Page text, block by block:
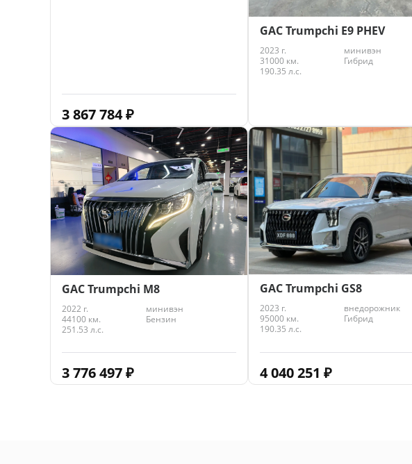
3 867 784₽
GAC Trumpchi E9 PHEV
2023 г.
минивэн
31000 км.
Гибрид
190.35 л.с.
4 960 961₽
GAC Trumpchi M8
2022 г.
минивэн
44100 км.
Бензин
251.53 л.с.
3 776 497₽
GAC Trumpchi GS8
2023 г.
внедорожник
95000 км.
Гибрид
190.35 л.с.
4 040 251 ₽